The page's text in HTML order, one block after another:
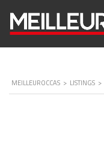
MEILLEUROCCAS > LISTINGS >